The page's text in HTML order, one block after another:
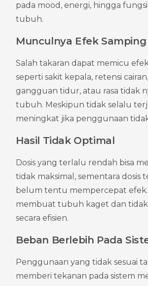
pada mood, energi, hingga
tubuh.
Munculnya Efek Samping
Salah takaran dapat memicu
seperti sakit kepala, retensi
gangguan tidur, atau rasa tidak
tubuh. Meskipun tidak selalu
meningkat jika penggunaan
Hasil Tidak Optimal
Dosis yang terlalu rendah bisa
tidak maksimal, sementara dosis
belum tentu mempercepat efek.
membuat tubuh kaget dan
secara efisien.
Beban Berlebih Pada
Penggunaan yang tidak sesuai
memberi tekanan pada sistem